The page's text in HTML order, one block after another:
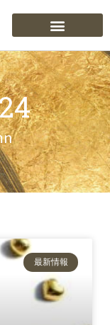
最新情報